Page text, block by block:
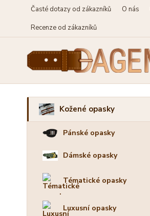
Časté dotazy od zákazníků O nás
Recenze od zákazníků
Kožené opasky
Pánské opasky
Dámské opasky
Tématické opasky
Luxusní opasky